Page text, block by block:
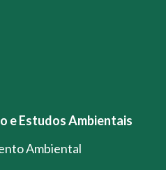
e Estudos Ambientais
Ambiental